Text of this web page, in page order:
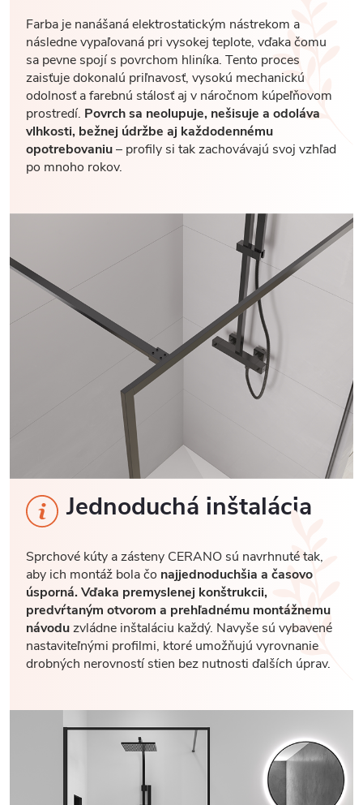
Farba je nanášaná elektrostatickým nástrekom a
následne vypaľovaná pri vysokej teplote, vďaka čomu
sa pevne spojí s povrchom hliníka. Tento proces
zaisťuje dokonalú priľnavosť, vysokú mechanickú
odolnosť a farebnú stálosť aj v náročnom kúpeľňovom
prostredí. Povrch sa neolupuje, nešisuje a odoláva
vlhkosti, bežnej údržbe aj každodennému
opotrebovaniu– profily si tak zachovávajú svoj vzhľad
po mnoho rokov.
Jednoduchá inštalácia
Sprchové kúty a zásteny CERANO sú navrhnuté tak,
aby ich montáž bola čo najjednoduchšia a časovo
úsporná. Vďaka premyslenej konštrukcii,
predvŕtaným otvorom a prehľadnému montážnemu
návoduzvládne inštaláciu každý. Navyše sú vybavené
nastaviteľnými profilmi, ktoré umožňujú vyrovnanie
drobných nerovností stien bez nutnosti ďalších úprav.